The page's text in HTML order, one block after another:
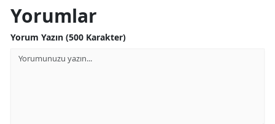
Yorumlar
Yorum Yazın (500 Karakter)